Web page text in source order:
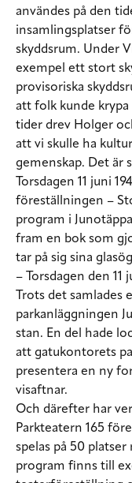
användes på den
insamlingsplatser
skyddsrum. Under
exempel ett stort
provisoriska
att folk kunde krypa
tider drev Holger
att vi skulle ha
gemenskap. Det är
Torsdagen 11 juni
föreställningen –
program i
fram en bok som
tar på sig sina
– Torsdagen den
Trots det
parkanläggningen
stan. En del hade
att gatukontorets
presentera en ny
visaftnar.
Och därefter har
Parkteatern 165
spelas på 50
program finns till